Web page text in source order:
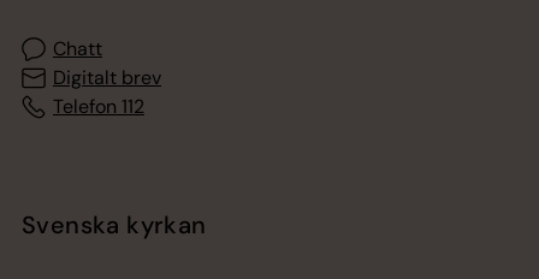
Chatt
Digitalt brev
Telefon 112
Svenska kyrkan